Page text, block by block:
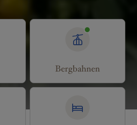
Bergbahnen